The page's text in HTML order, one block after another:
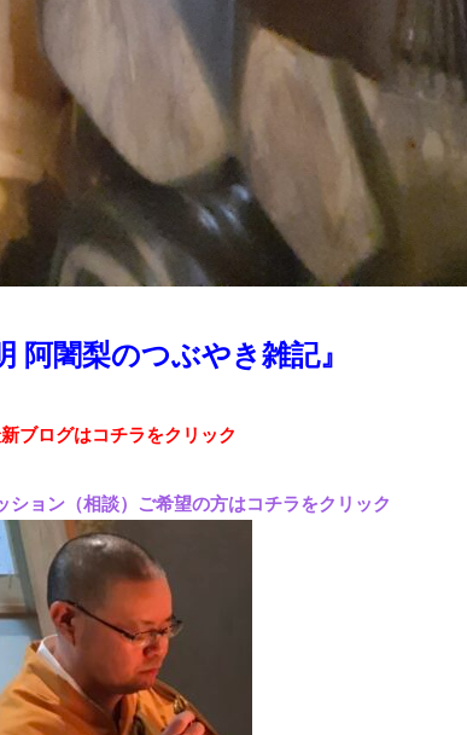
阿闍梨のつぶやき雑記』
ブログはコチラをクリック
ション（相談）ご希望の方はコチラをクリック